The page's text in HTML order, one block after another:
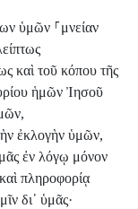
ὑμῶν ⸀μνείαν
καὶ τοῦ κόπου τῆς
ἡμῶν Ἰησοῦ
ἐκλογὴν ὑμῶν,
ἐν λόγῳ μόνον
καὶ πληροφορίᾳ
δι᾽ ὑμᾶς·